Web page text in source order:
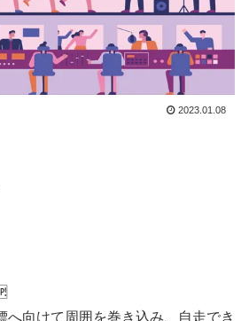
2023.01.08
へ向けて周囲を巻き込み、自走でき